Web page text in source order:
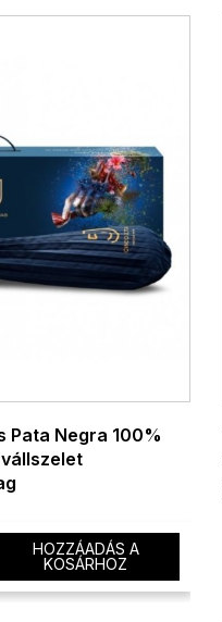
Pata Negra 100%
HOZZÁADÁS A
KOSÁRHOZ